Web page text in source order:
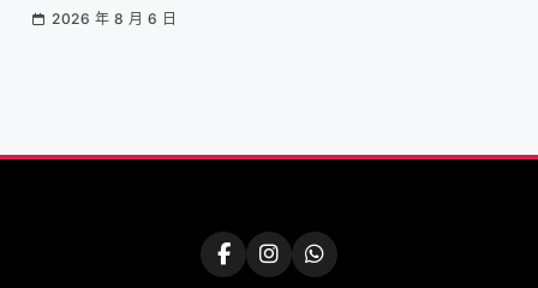
2026 年 8 月 6 日